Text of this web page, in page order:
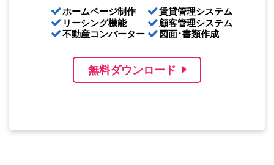
ホームページ制作
リーシング機能
不動産コンバーター
賃貸管理システム
顧客管理システム
図面･書類作成
無料ダウンロード